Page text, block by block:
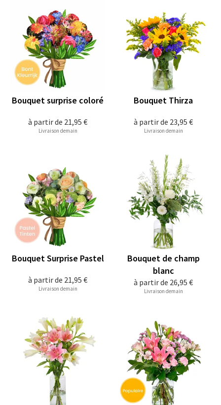
à partir de 21,95 €
Bouquet surprise coloré
Livraison demain
à partir de 23,95 €
Bouquet Thirza
Livraison demain
à partir de 21,95 €
Bouquet Surprise Pastel
Livraison demain
à partir de 26,95 €
Bouquet de champ
blanc
Livraison demain